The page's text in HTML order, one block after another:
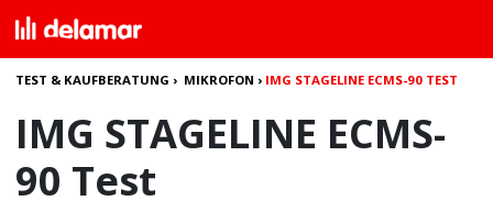
TEST & KAUFBERATUNG › MIKROFON › IMG STAGELINE ECMS-90 TEST
IMG STAGELINE ECMS-
90 Test